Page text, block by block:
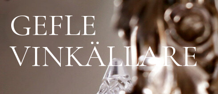
kr
GEFLE
VINKÄLLARE